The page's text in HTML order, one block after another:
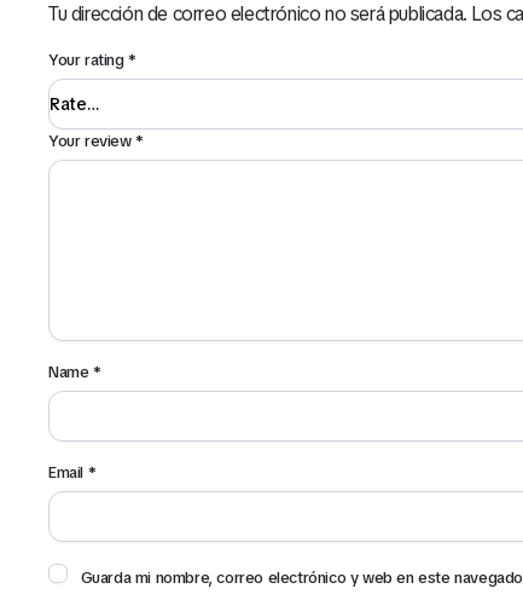
Tu dirección de correo electrónico no será publicada. Los
Your rating*
Your review*
Name*
Email *
Guarda mi nombre, correo electrónico y web en este